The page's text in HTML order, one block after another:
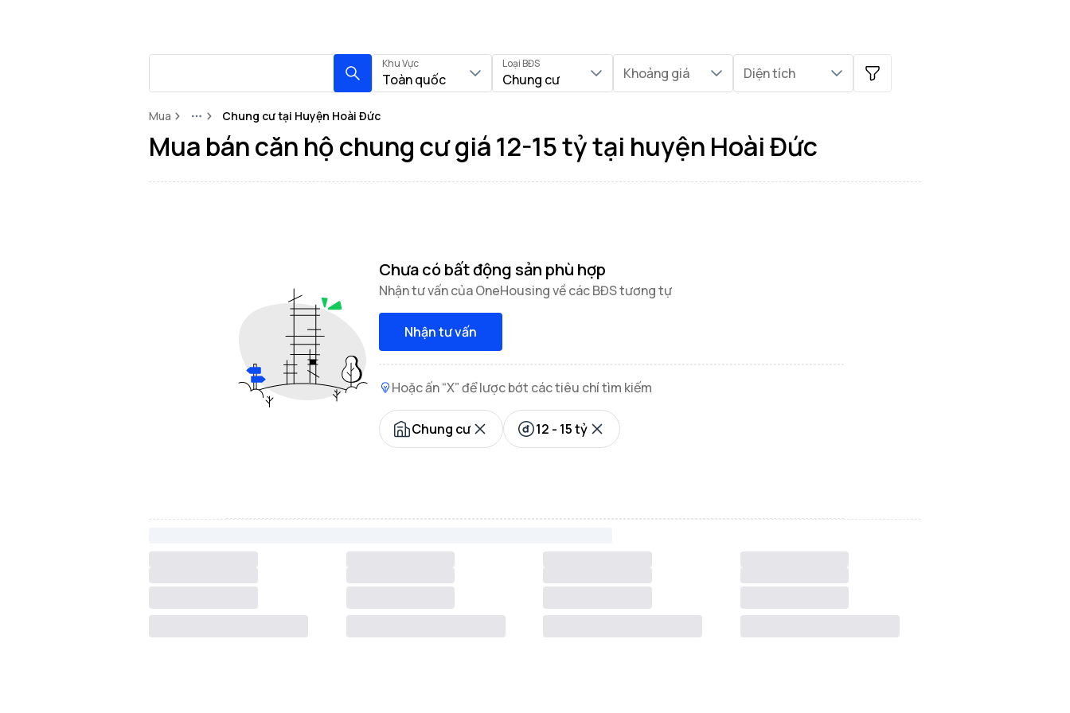
Khu Vực
Toàn quốc
Loại BĐS
Chung cư Khoảng giá Diện tích
Mua MoreChung cư tại Huyện Hoài Đức
Mua bán căn hộ chung cư giá 12-15 tỷ tại huyện Hoài Đức
Chưa có bất động sản phù hợp
Nhận tư vấn của OneHousing về các BĐS tương tự
Nhận tư vấn
Hoặc ấn “X” để lược bớt các tiêu chí tìm kiếm
Chung cư 12 - 15 tỷ